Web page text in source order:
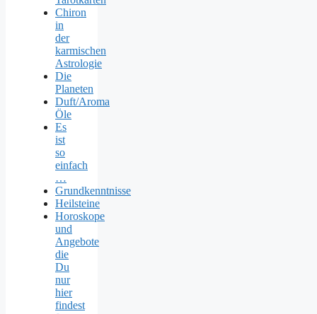
Chiron
in
der
karmischen
Astrologie
Die
Planeten
Duft/Aroma
Öle
Es
ist
so
einfach
…
Grundkenntnisse
Heilsteine
Horoskope
und
Angebote
die
Du
nur
hier
findest